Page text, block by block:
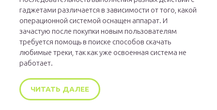
гаджетами различается в зависимости от того, какой
операционной системой оснащен аппарат. И
зачастую после покупки новым пользователям
требуется помощь в поиске способов скачать
любимые треки, так как уже освоенная система не
работает.
ЧИТАТЬ ДАЛЕЕ